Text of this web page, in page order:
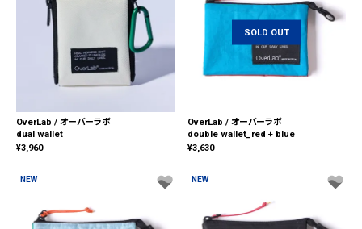
OverLab / オーバーラボ
dual wallet
¥3,960
SOLD OUT
OverLab / オーバーラボ
double wallet_red + blue
¥3,630
NEW NEW